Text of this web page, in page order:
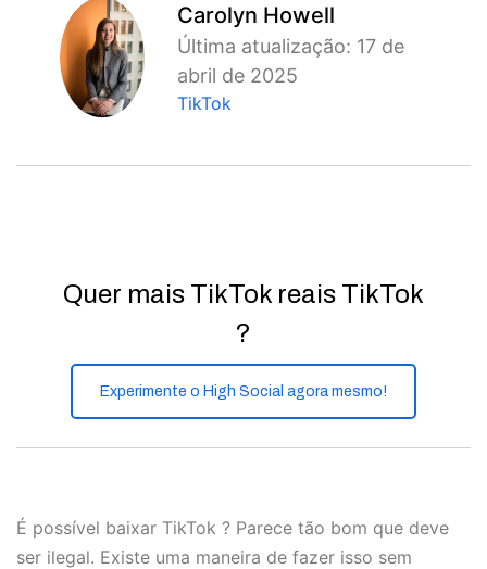
Carolyn Howell
Última atualização: 17 de
abril de 2025
TikTok
Quer mais TikTok reais TikTok
?
Experimente o High Social agora mesmo!
É possível baixar TikTok ? Parece tão bom que deve
ser ilegal. Existe uma maneira de fazer isso sem